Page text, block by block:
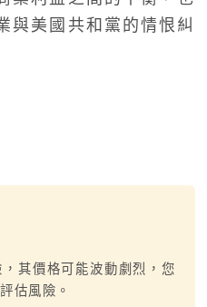
與美國共和黨的情恨糾
其價格可能波動劇烈，您
估風險。